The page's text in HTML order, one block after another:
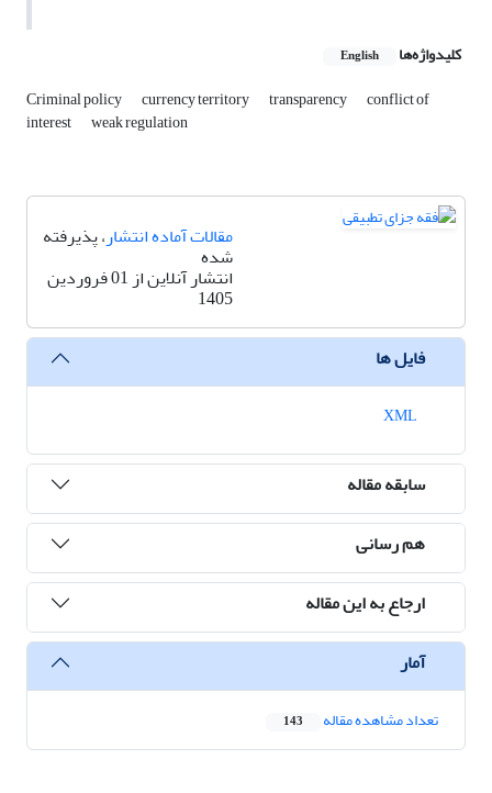
کلیدواژه‌ها English
Criminal policy currency territory transparency conflict of
interest weak regulation
مقالات آماده انتشار، پذیرفته
شده
انتشار آنلاین از 01 فروردین
1405
فایل ها
سابقه مقاله
هم رسانی
ارجاع به این مقاله
آمار
تعداد مشاهده مقاله 143